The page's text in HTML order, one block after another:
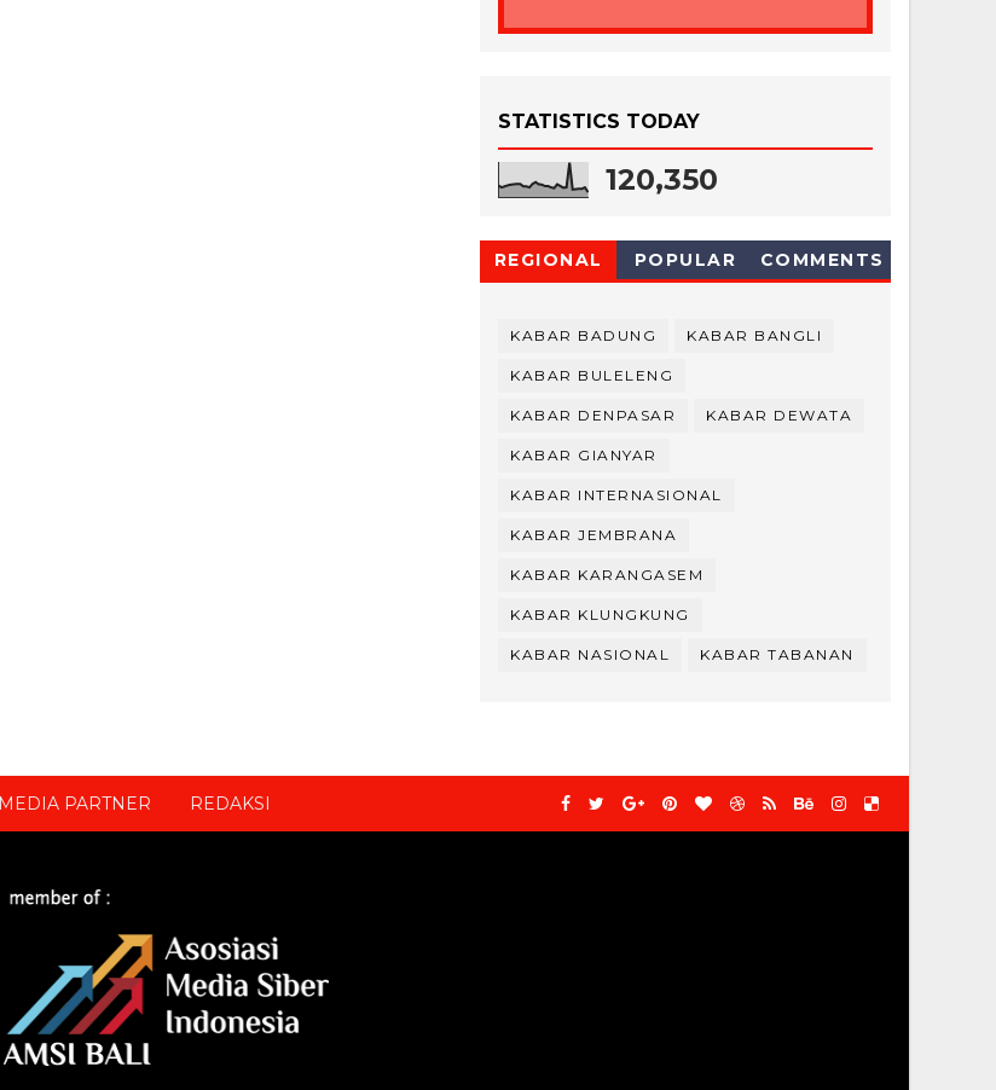
STATISTICS TODAY
120,350
REGIONAL POPULAR COMMENTS
KABAR BADUNG KABAR BANGLI
KABAR BULELENG
KABAR DENPASAR KABAR DEWATA
KABAR GIANYAR
KABAR INTERNASIONAL
KABAR JEMBRANA
KABAR KARANGASEM
KABAR KLUNGKUNG
KABAR NASIONAL KABAR TABANAN
MEDIA PARTNER REDAKSI